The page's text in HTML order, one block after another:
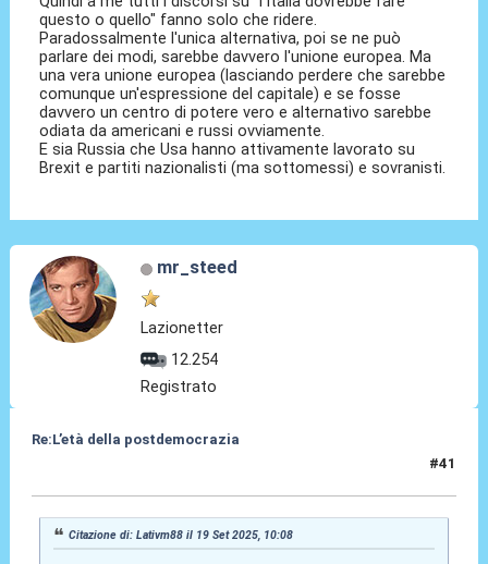
questo o quello" fanno solo che ridere.
Paradossalmente l'unica alternativa, poi se ne può
parlare dei modi, sarebbe davvero l'unione europea. Ma
una vera unione europea (lasciando perdere che sarebbe
comunque un'espressione del capitale) e se fosse
davvero un centro di potere vero e alternativo sarebbe
odiata da americani e russi ovviamente.
E sia Russia che Usa hanno attivamente lavorato su
Brexit e partiti nazionalisti (ma sottomessi) e sovranisti.
mr_steed
Lazionetter
12.254
Registrato
Re:L’età della postdemocrazia
#41
Citazione di: Lativm88 il 19 Set 2025, 10:08